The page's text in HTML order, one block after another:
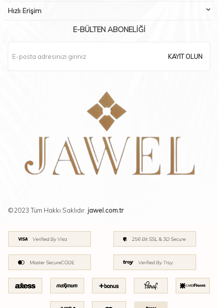
Hızlı Erişim
E-BÜLTEN ABONELIĞI
KAYIT OLUN
©2023 Tüm Hakkı Saklıdır. jawel.com.tr